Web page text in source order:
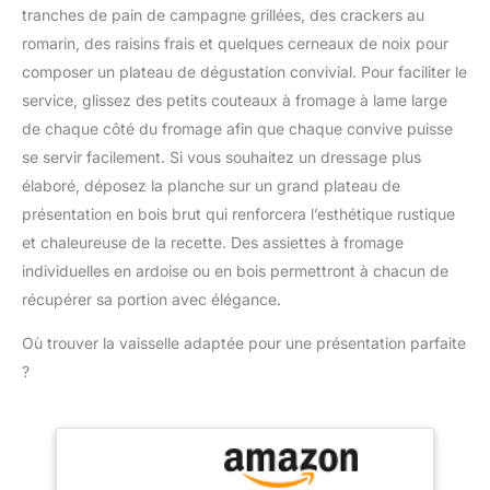
température : -50 ℃ ~
300 ℃ Économie
d'énergie : Fonction
d'arrêt automatique
patisserie s'éteindra
automatiquement après
10 minutes d'inactivité ;
et il peut basculer entre
de la mesure de la
température. Plusieurs
Méthodes de Stockage :
cuisson à lecture
crochets ou à des
cordes de cuisine ; le
confitures. Le guide du
thermomètre de cuisson
vous permet d'obtenir la
cuisson souhaitée
AFFICHAGE
CHANGEABLE : L'écran
facile à lire, vous permet
de lire clairement les
températures dans
l'obscurité ou lorsque la
fumée envahit l'air !
L'affichage commutable
pivote automatiquement
en fonction de la façon
qui vous permet de lire
les chiffres dans
n'importe quelle
tranches de pain de campagne grillées, des crackers au
romarin, des raisins frais et quelques cerneaux de noix pour
composer un plateau de dégustation convivial. Pour faciliter le
service, glissez des petits couteaux à fromage à lame large
de chaque côté du fromage afin que chaque convive puisse
se servir facilement. Si vous souhaitez un dressage plus
élaboré, déposez la planche sur un grand plateau de
présentation en bois brut qui renforcera l’esthétique rustique
et chaleureuse de la recette. Des assiettes à fromage
individuelles en ardoise ou en bois permettront à chacun de
récupérer sa portion avec élégance.
Où trouver la vaisselle adaptée pour une présentation parfaite
?